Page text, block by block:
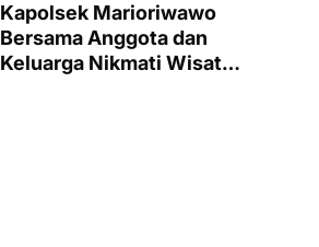
Kapolsek Marioriwawo
Bersama Anggota dan
Keluarga Nikmati Wisata